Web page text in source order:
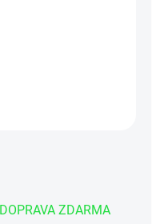
DOPRAVA ZDARMA